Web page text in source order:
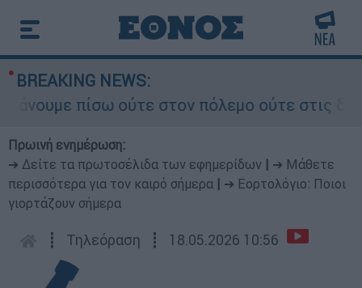
BREAKING NEWS:
πίσω ούτε στον πόλεμο ούτε στις
Πρωινή ενημέρωση:
➔ Δείτε τα πρωτοσέλιδα των εφημερίδων
➔ Μάθετε
περισσότερα για τον καιρό σήμερα
➔ Εορτολόγιο: Ποιοι
γιορτάζουν σήμερα
┋ Τηλεόραση ┋ 18.05.2026 10:56